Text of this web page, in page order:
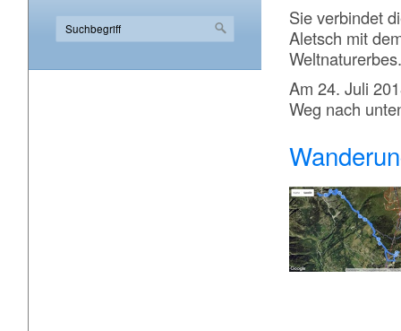
Sie verbindet
Aletsch mit
Weltnaturerbes.
Am 24. Juli
Weg nach